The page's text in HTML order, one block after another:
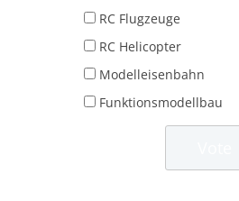
RC Flugzeuge
RC Helicopter
Modelleisenbahn
Funktionsmodellbau